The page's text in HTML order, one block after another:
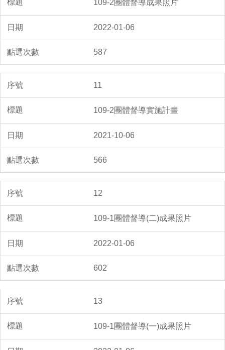
109-2團體督導成果照片
2022-01-06
587
11
109-2團體督導實施計畫
2021-10-06
566
12
109-1團體督導(二)成果照片
2022-01-06
602
13
109-1團體督導(一)成果照片